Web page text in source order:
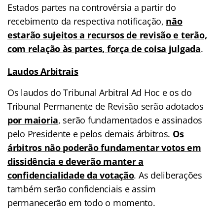
Estados partes na controvérsia a partir do
recebimento da respectiva notificação, não
estarão sujeitos a recursos de revisão e terão,
com relação às partes, força de coisa julgada.
Laudos Arbitrais
Os laudos do Tribunal Arbitral Ad Hoc e os do
Tribunal Permanente de Revisão serão adotados
por maioria, serão fundamentados e assinados
pelo Presidente e pelos demais árbitros. Os
árbitros não poderão fundamentar votos em
dissidência e deverão manter a
confidencialidade da votação. As deliberações
também serão confidenciais e assim
permanecerão em todo o momento.